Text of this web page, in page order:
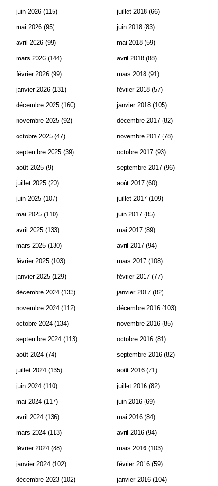
juin 2026 (115)
mai 2026 (95)
avril 2026 (99)
mars 2026 (144)
février 2026 (99)
janvier 2026 (131)
décembre 2025 (160)
novembre 2025 (92)
octobre 2025 (47)
septembre 2025 (39)
août 2025 (9)
juillet 2025 (20)
juin 2025 (107)
mai 2025 (110)
avril 2025 (133)
mars 2025 (130)
février 2025 (103)
janvier 2025 (129)
décembre 2024 (133)
novembre 2024 (112)
octobre 2024 (134)
septembre 2024 (113)
août 2024 (74)
juillet 2024 (135)
juin 2024 (110)
mai 2024 (117)
avril 2024 (136)
mars 2024 (113)
février 2024 (88)
janvier 2024 (102)
décembre 2023 (102)
juillet 2018 (66)
juin 2018 (83)
mai 2018 (59)
avril 2018 (88)
mars 2018 (91)
février 2018 (57)
janvier 2018 (105)
décembre 2017 (82)
novembre 2017 (78)
octobre 2017 (93)
septembre 2017 (96)
août 2017 (60)
juillet 2017 (109)
juin 2017 (85)
mai 2017 (89)
avril 2017 (94)
mars 2017 (108)
février 2017 (77)
janvier 2017 (82)
décembre 2016 (103)
novembre 2016 (85)
octobre 2016 (81)
septembre 2016 (82)
août 2016 (71)
juillet 2016 (82)
juin 2016 (69)
mai 2016 (84)
avril 2016 (94)
mars 2016 (103)
février 2016 (59)
janvier 2016 (104)